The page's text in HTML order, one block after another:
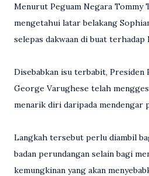
Menurut Peguam Negara Tommy
mengetahui latar belakang
selepas dakwaan di buat terhadap
Disebabkan isu terbabit, Presiden
George Varughese telah
menarik diri daripada mendengar
Langkah tersebut perlu diambil
badan perundangan selain bagi
kemungkinan yang akan